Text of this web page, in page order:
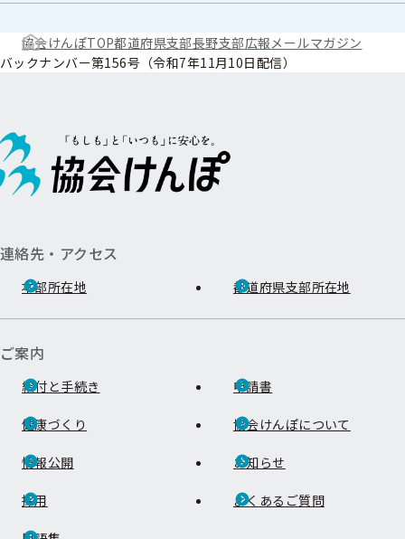
協会けんぽTOP都道府県支部長野支部広報メールマガジン
バックナンバー第156号（令和7年11月10日配信）
連絡先・アクセス
本部所在地 都道府県支部所在地
ご案内
給付と手続き 申請書
健康づくり 協会けんぽについて
情報公開 お知らせ
採用 よくあるご質問